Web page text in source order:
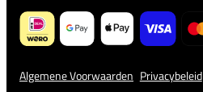
Algemene Voorwaarden Privacybeleid